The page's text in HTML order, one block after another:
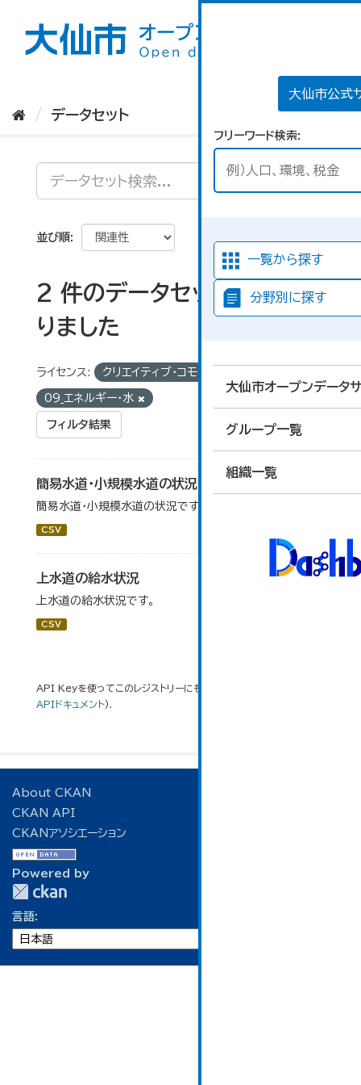
大仙市公式
フリーワード検索
一覧から探す
分野別に探す
大仙市オープンデータ
グループ一覧
組織一覧
データセット
並び順
2 件のデータセットが見つか
りました
ライセンス: クリエイティブ・コモンズ 表示
09_エネルギー・水
フィルタ結果
簡易水道・小規模水道の状況
簡易水道・小規模水道の状況です。
CSV
上水道の給水状況
上水道の給水状況です。
CSV
API Keyを使ってこのレジストリーにもアクセス可能です
APIドキュメント).
About CKAN
CKAN API
CKANアソシエーション
Powered by
言語